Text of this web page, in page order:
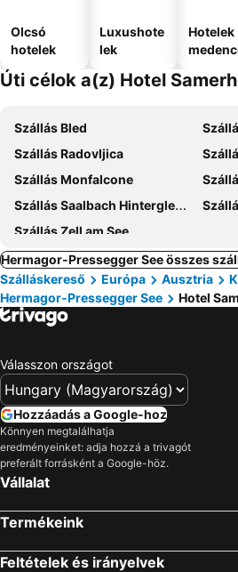
Olcsó
hotelek
Luxushote
lek
Hotelek
Úti célok a(z) Hotel
Szállás Bled
Szállás Radovljica
Szállás Monfalcone
Szállás Saalbach Hinterglemm
Szállás Zell am See
Hermagor-Pressegger See összes
Szálláskereső
Európa Ausztria
Hermagor-Pressegger See
Hotel
Válasszon országot
Hozzáadás a Google-hoz
Könnyen megtalálhatja
eredményeinket: adja hozzá a trivagót
preferált forrásként a Google-höz.
Vállalat
Termékeink
Feltételek és irányelvek